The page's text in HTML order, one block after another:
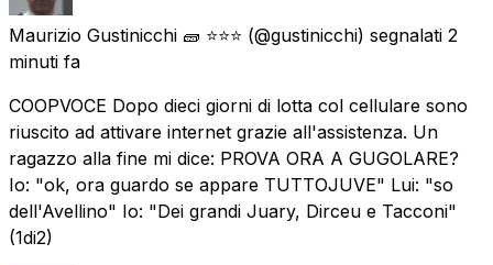
Maurizio Gustinicchi 🧱 ⭐⭐⭐ (@gustinicchi) segnalati 2
minuti fa
COOPVOCE Dopo dieci giorni di lotta col cellulare sono
riuscito ad attivare internet grazie all'assistenza. Un
ragazzo alla fine mi dice: PROVA ORA A GUGOLARE?
Io: "ok, ora guardo se appare TUTTOJUVE" Lui: "so
dell'Avellino" Io: "Dei grandi Juary, Dirceu e Tacconi"
(1di2)